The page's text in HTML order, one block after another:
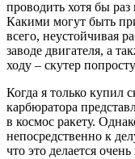
проводить хотя бы
Какими могут быть
всего, неустойчивая
заводе двигателя, а
ходу – скутер
Когда я только купил
карбюратора
в космос ракету.
непосредственно к
что это делается очень